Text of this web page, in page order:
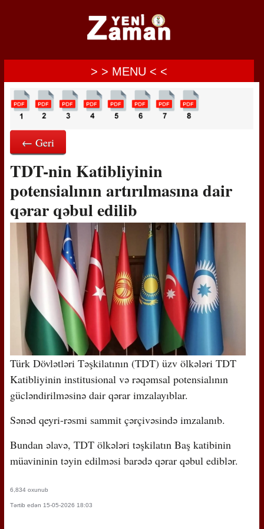
> > MENU < <
← Geri
TDT-nin Katibliyinin
potensialının artırılmasına dair
qərar qəbul edilib
Türk Dövlətləri Təşkilatının (TDT) üzv ölkələri TDT
Katibliyinin institusional və rəqəmsal potensialının
gücləndirilməsinə dair qərar imzalayıblar.
Sənəd qeyri-rəsmi sammit çərçivəsində imzalanıb.
Bundan əlavə, TDT ölkələri təşkilatın Baş katibinin
müavininin təyin edilməsi barədə qərar qəbul ediblər.
6,834 oxunub
Tərtib edən 15-05-2026 18:03